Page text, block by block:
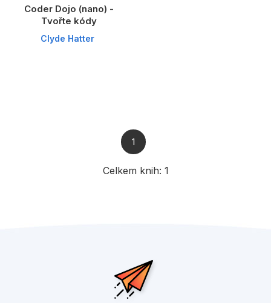
Křížovky
Kuchařky
Populárně - naučné pro děti
Coder Dojo (nano) -
Tvořte kódy
Clyde Hatter
Celkem knih: 1
1